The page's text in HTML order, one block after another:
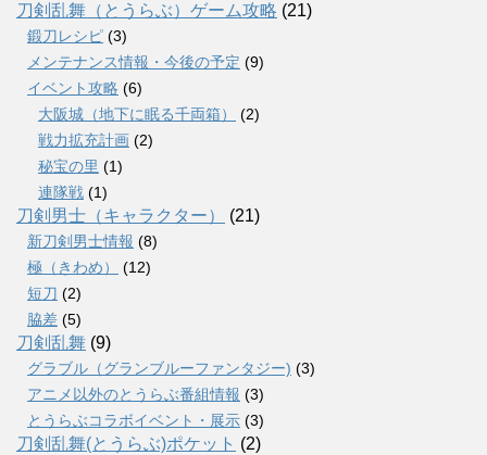
刀剣乱舞（とうらぶ）ゲーム攻略 (21)
鍛刀レシピ (3)
メンテナンス情報・今後の予定 (9)
イベント攻略 (6)
大阪城（地下に眠る千両箱）
(2)
戦力拡充計画 (2)
秘宝の里 (1)
連隊戦 (1)
刀剣男士（キャラクター） (21)
新刀剣男士情報 (8)
極（きわめ）
(12)
短刀 (2)
脇差 (5)
刀剣乱舞 (9)
グラブル（グランブルーファンタジー) (3)
アニメ以外のとうらぶ番組情報 (3)
とうらぶコラボイベント・展示 (3)
刀剣乱舞(とうらぶ)ポケット (2)